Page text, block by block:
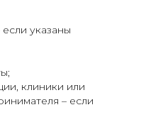
указаны
клиники или
– если